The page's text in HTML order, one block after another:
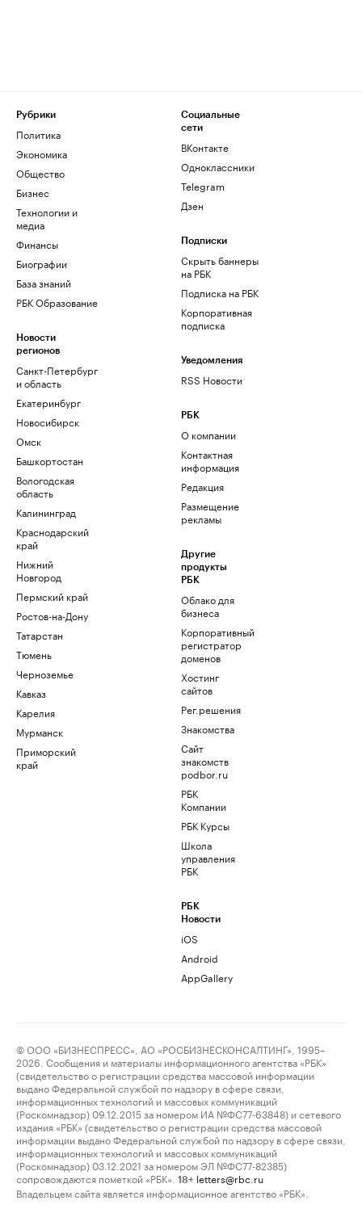
Рубрики
Политика
Экономика
Общество
Бизнес
Технологии и
медиа
Финансы
Биографии
База знаний
РБК Образование
Новости
регионов
Санкт-Петербург
и область
Екатеринбург
Новосибирск
Омск
Башкортостан
Вологодская
область
Калининград
Краснодарский
край
Нижний
Новгород
Пермский край
Ростов-на-Дону
Татарстан
Тюмень
Черноземье
Кавказ
Карелия
Мурманск
Приморский
край
Социальные
сети
ВКонтакте
Одноклассники
Telegram
Дзен
Подписки
Скрыть баннеры
на РБК
Подписка на РБК
Корпоративная
подписка
Уведомления
RSS Новости
РБК
О компании
Контактная
информация
Редакция
Размещение
рекламы
Другие
продукты
РБК
Облако для
бизнеса
Корпоративный
регистратор
доменов
Хостинг
сайтов
Рег.решения
Знакомства
Сайт
знакомств
podbor.ru
РБК
Компании
РБК Курсы
Школа
управления
РБК
РБК
Новости
iOS
Android
AppGallery
© ООО «БИЗНЕСПРЕСС», АО «РОСБИЗНЕСКОНСАЛТИНГ», 1995–
2026. Сообщения и материалы информационного агентства «РБК»
(свидетельство о регистрации средства массовой информации
выдано Федеральной службой по надзору в сфере связи,
информационных технологий и массовых коммуникаций
(Роскомнадзор) 09.12.2015 за номером ИА №ФС77-63848) и сетевого
издания «РБК» (свидетельство о регистрации средства массовой
информации выдано Федеральной службой по надзору в сфере связи,
информационных технологий и массовых коммуникаций
(Роскомнадзор) 03.12.2021 за номером ЭЛ №ФС77-82385)
сопровождаются пометкой «РБК».
18+ letters@rbc.ru
Владельцем сайта является информационное агентство «РБК».